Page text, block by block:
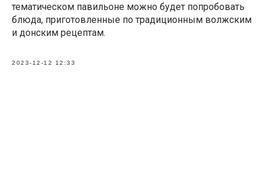
тематическом павильоне можно будет попробовать
блюда, приготовленные по традиционным волжским
и донским рецептам.
2023-12-12 12:33